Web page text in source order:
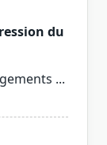
du
...